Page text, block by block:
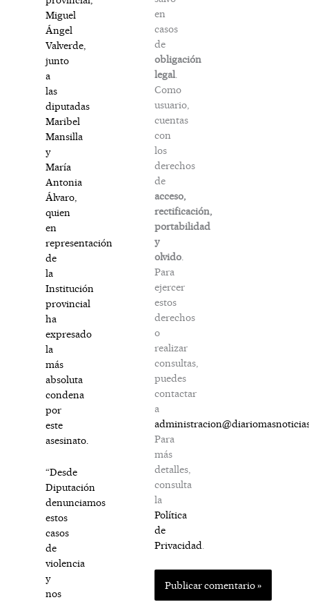
Miguel
Ángel
Valverde,
junto
a
las
diputadas
Maribel
Mansilla
y
María
Antonia
Álvaro,
quien
en
representación
de
la
Institución
provincial
ha
expresado
la
más
absoluta
condena
por
este
asesinato.
“Desde
Diputación
denunciamos
estos
casos
de
violencia
y
nos
en
casos
de
obligación
legal.
Como
usuario,
cuentas
con
los
derechos
de
acceso,
rectificación,
portabilidad
y
olvido.
Para
ejercer
estos
derechos
o
realizar
consultas,
puedes
contactar
a
Para
más
detalles,
consulta
la
Política
de
Privacidad